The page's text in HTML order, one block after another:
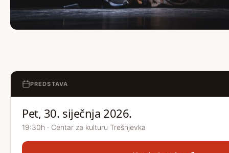
PREDSTAVA
Pet, 30. siječnja 2026.
19:30h · Centar za kulturu Trešnjevka